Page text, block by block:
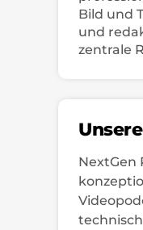
Bild und
und
zentrale
NextGen